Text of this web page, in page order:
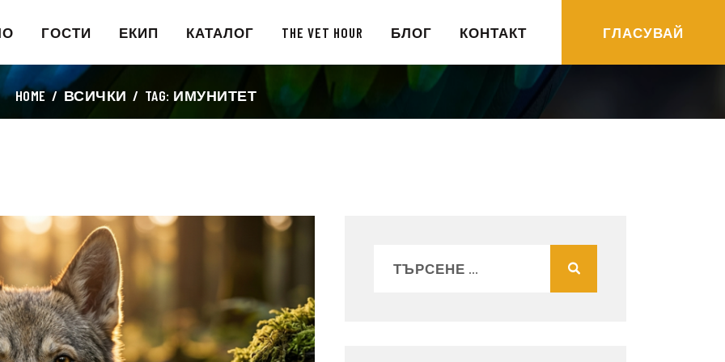
ГОСТИ ЕКИП КАТАЛОГ THE VET HOUR БЛОГ КОНТАКТ ГЛАСУВАЙ
HOME ВСИЧКИ TAG: ИМУНИТЕТ